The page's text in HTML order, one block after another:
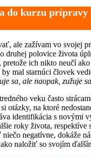
do kurzu prípravy
ale zažívam vo svojej
druhej polovice života
pretože ich nikto neučí
mal starnúci človek
sa, ale naopak, zužuje
veku často
otázky, na ktoré
identifikácia s novými
roky života, respektíve
niečo negatívne, dokáže
naložiť so svojím